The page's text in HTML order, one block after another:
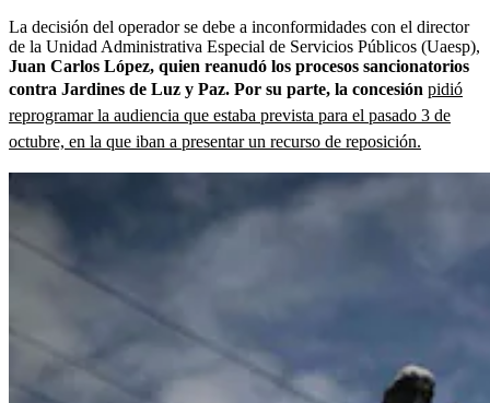
La decisión del operador se debe a inconformidades con el director
de la Unidad Administrativa Especial de Servicios Públicos (Uaesp),
Juan Carlos López, quien reanudó los procesos sancionatorios
contra Jardines de Luz y Paz. Por su parte, la concesión pidió
reprogramar la audiencia que estaba prevista para el pasado 3 de
octubre, en la que iban a presentar un recurso de reposición.